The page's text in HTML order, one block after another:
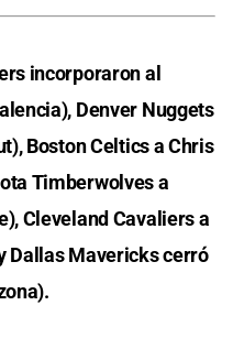
incorporaron al
Denver Nuggets
Boston Celtics a Chris
Timberwolves a
Cleveland Cavaliers a
Dallas Mavericks cerró